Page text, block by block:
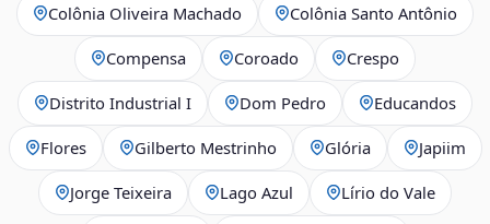
Colônia Oliveira Machado Colônia Santo Antônio
Compensa Coroado Crespo
Distrito Industrial I Dom Pedro Educandos
Flores Gilberto Mestrinho Glória Japiim
Jorge Teixeira Lago Azul Lírio do Vale